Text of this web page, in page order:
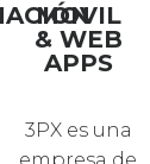
MOVIL
& WEB
APPS
3PX es una